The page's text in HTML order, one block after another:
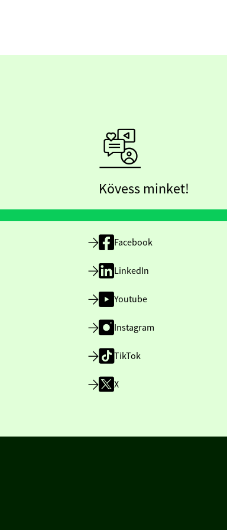
Kövess minket!
Facebook
LinkedIn
Youtube
Instagram
TikTok
X